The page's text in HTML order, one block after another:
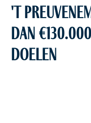
't
dan
doelen